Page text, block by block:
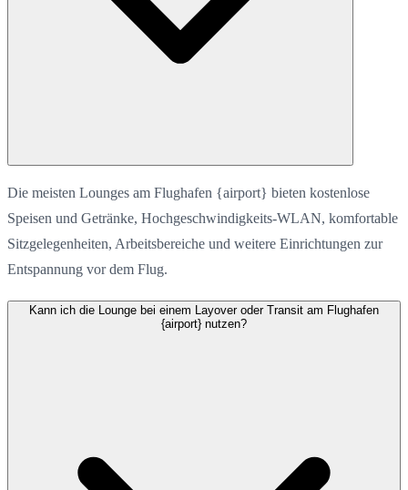
Die meisten Lounges am Flughafen {airport} bieten kostenlose
Speisen und Getränke, Hochgeschwindigkeits-WLAN, komfortable
Sitzgelegenheiten, Arbeitsbereiche und weitere Einrichtungen zur
Entspannung vor dem Flug.
Kann ich die Lounge bei einem Layover oder Transit am Flughafen
{airport} nutzen?